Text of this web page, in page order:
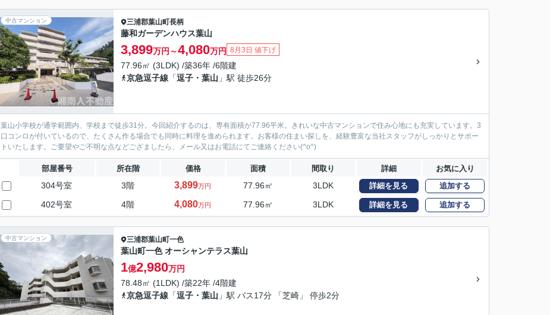
中古マンション 三浦郡葉山町長柄
藤和ガーデンハウス葉山
3,899万円～4,080万円 8月3日 値下げ
77.96㎡ (3LDK) /築36年 /6階建
京急逗子線 「逗子・葉山 」駅 徒歩26分
葉山小学校が通学範囲内、学校まで徒歩31分。今回紹介するのは、専有面積が77.96平米。きれいな中古マンションで住み心地にも充実しています。3
口コンロが付いているので、たくさん作る場合でも同時に料理を進められます。お客様の住まい探しを、経験豊富な当社スタッフがしっかりとサポー
トいたします。ご要望やご不明な点などござましたら、メール又はお電話にてご連絡ください(^o^)
部屋番号 所在階 価格 面積 間取り 詳細 お気に入り
304号室 3階 3,899万円 77.96㎡ 3LDK 詳細を見る 追加する
402号室 4階 4,080万円 77.96㎡ 3LDK 詳細を見る 追加する
中古マンション 三浦郡葉山町一色
葉山町一色 オーシャンテラス葉山
1億2,980万円
78.48㎡ (1LDK) /築22年 /4階建
京急逗子線 「逗子・葉山 」駅 バス17分 「芝崎」 停歩2分